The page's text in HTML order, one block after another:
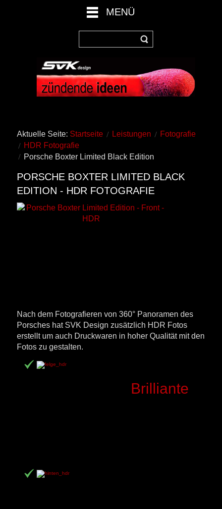
MENÜ
Aktuelle Seite: Startseite Leistungen
Fotografie
HDR Fotografie
Porsche Boxter Limited Black Edition
PORSCHE BOXTER LIMITED BLACK
EDITION - HDR FOTOGRAFIE
Nach dem Fotografieren von 360° Panoramen des
Porsches hat SVK Design zusätzlich HDR Fotos
erstellt um auch Druckwaren in hoher Qualität mit den
Fotos zu gestalten.
Brilliante